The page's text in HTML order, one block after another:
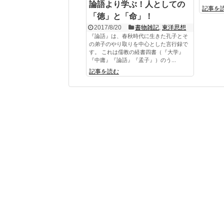
論語より学ぶ！人としての
「徳」と「命」！
2017/8/20 書物雑記,東洋思想
『論語』は、春秋時代に生きた孔子とそ
の弟子のやり取りを中心とした言行録で
す。 これは儒教の経書四書（『大学』
『中庸』『論語』『孟子』）のう...
記事を読む
記事を